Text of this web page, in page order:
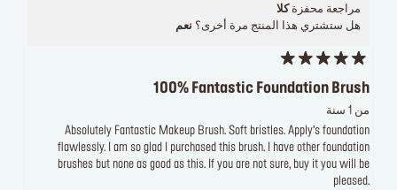
مراجعة محفزة كلا
هل ستشتري هذا المنتج مرة أخرى؟ نعم
100% Fantastic Foundation Brush
من 1 سنة
Absolutely Fantastic Makeup Brush. Soft bristles. Apply’s foundation
flawlessly. I am so glad I purchased this brush. I have other foundation
brushes but none as good as this. If you are not sure, buy it you will be
pleased.